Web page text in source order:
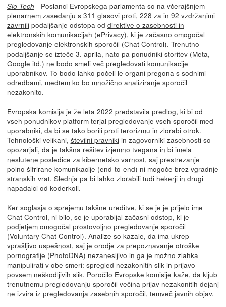
Slo-Tech - Poslanci Evropskega parlamenta so na včerajšnjem
plenarnem zasedanju s 311 glasovi proti, 228 za in 92 vzdržanimi
zavrnilipodaljšanje odstopa od direktive o zasebnosti in
elektronskih komunikacijah (ePrivacy), ki je začasno omogočal
pregledovanje elektronskih sporočil (Chat Control). Trenutno
podaljšanje se izteče 3. aprila, nato pa ponudniki storitev (Meta,
Google itd.) ne bodo smeli več pregledovati komunikacije
uporabnikov. To bodo lahko počeli le organi pregona s sodnimi
odredbami, medtem ko bo množično analiziranje sporočil
nezakonito.
Evropska komisija je že leta 2022 predstavila predlog, ki bi od
vseh ponudnikov platform terjal pregledovanje vseh sporočil med
uporabniki, da bi se tako borili proti terorizmu in zlorabi otrok.
Tehnološki velikani, številni pravnikiin zagovorniki zasebnosti so
opozarjali, da je takšna rešitev izjemno tvegana in bi imela
neslutene posledice za kibernetsko varnost, saj prestrezanje
polno šifrirane komunikacije (end-to-end) ni mogoče brez vgradnje
stranskih vrat. Slednja pa bi lahko zlorabili tudi hekerji in drugi
napadalci od koderkoli.
Ker soglasja o sprejemu takšne ureditve, ki se je je prijelo ime
Chat Control, ni bilo, se je uporabljal začasni odstop, ki je
podjetjem omogočal prostovoljno pregledovanje sporočil
(Voluntary Chat Control). Analize so kazale, da ima ukrep
vprašljivo uspešnost, saj je orodje za prepoznavanje otroške
pornografije (PhotoDNA) nezanesljivo in ga je možno zlahka
manipulirati v obe smeri: spregled nezakonitih slik in prijavo
povsem neškodljivih slik. Poročilo Evropske komisije kaže, da kljub
trenutnemu pregledovanju sporočil večina prijav nezakonitih dejanj
ne izvira iz pregledovanja zasebnih sporočil, temveč javnih objav.